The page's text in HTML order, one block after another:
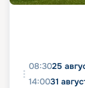
08:3025
14:0031